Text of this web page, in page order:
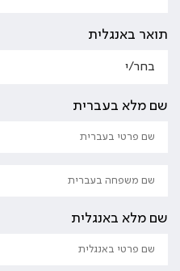
תואר באנגלית
שם מלא בעברית
שם מלא באנגלית